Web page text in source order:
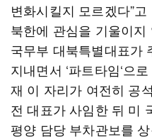
변화시킬지 모르겠다”
북한에 관심을 기울이
국무부 대북특별대표가
지내면서 ‘파트타임‘으
재 이 자리가 여전히 공
전 대표가 사임한 뒤 미
평양 담당 부차관보를